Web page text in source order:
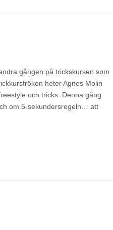
gången på trickskursen som
heter Agnes Molin
och tricks. Denna gång
om 5-sekundersregeln… att